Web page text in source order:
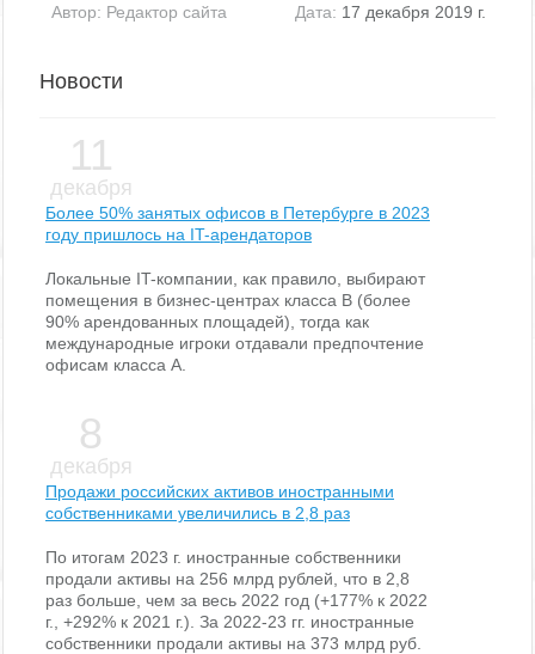
Автор: Редактор сайта Дата: 17 декабря 2019 г.
Новости
11
декабря
Более 50% занятых офисов в Петербурге в 2023
году пришлось на IT-арендаторов
Локальные IT-компании, как правило, выбирают
помещения в бизнес-центрах класса В (более
90% арендованных площадей), тогда как
международные игроки отдавали предпочтение
офисам класса А.
8
декабря
Продажи российских активов иностранными
собственниками увеличились в 2,8 раз
По итогам 2023 г. иностранные собственники
продали активы на 256 млрд рублей, что в 2,8
раз больше, чем за весь 2022 год (+177% к 2022
г., +292% к 2021 г.). За 2022-23 гг. иностранные
собственники продали активы на 373 млрд руб.